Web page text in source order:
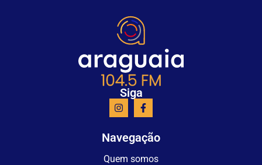
Siga
Navegação
Quem somos